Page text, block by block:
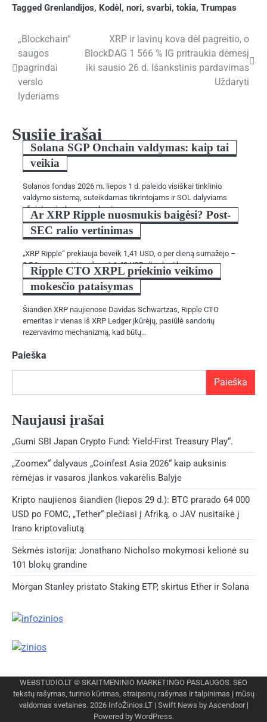
Tagged Grenlandijos, Kodėl , nori, svarbi, tokia, Trumpas
Navigacija
tarp
įrašų
„Blockchain“
saugos
pagrindai
verslo
lyderiams
XRP ir lavinų kova dėl pagreitio, o
BlockDAG 1 566 % IG pritraukia dėmesį
iki sausio 26 d. Išankstinis pardavimas
Uždaryti
Susiję įrašai
Solana SGP Onchain valdymas: kaip tai
veikia
Solanos fondas 2026 m. liepos 1 d. paleido visiškai tinklinio
valdymo sistemą, suteikdamas tikrintojams ir SOL dalyviams
oficialų privalomą mechanizmą…
Ar XRP Ripple nuosmukis baigėsi? Post-
SEC ralio vertinimas
„XRP Ripple“ prekiauja beveik 1,41 USD, o per dieną sumažėjo –
0,5 %, o neseniai peržengė 1,40 USD ribą, kuri buvo…
Ripple CTO XRPL priekinio veikimo
mokesčio pataisymas
Šiandien XRP naujienose Davidas Schwartzas, Ripple CTO
emeritas ir vienas iš XRP Ledger įkūrėjų, pasiūlė sandorių
rezervavimo mechanizmą, kad būtų…
Paieška
Paieška
Naujausi įrašai
„Gumi SBI Japan Crypto Fund: Yield-First Treasury Play“.
„Zoomex“ dalyvaus „Coinfest Asia 2026“ kaip auksinis
rėmėjas ir vasaros įlankos vakarėlis Balyje
Kripto naujienos šiandien (liepos 29 d.): BTC prarado 64 000
USD po FOMC, „Tether“ plečiasi į Afriką, o JAV nusitaikė į
Irano kriptovaliutą
Sėkmės istorija: Jonathano Nicholso mokymosi kelionė su
101 blokų grandine
Morgan Stanley pristato Staking ETP, skirtus Ether ir Solana
WEBSTUDIO.LT © SKAITMENINIO MARKETINGO PASLAUGOS. SEO
tekstų rašymas, turinio kūrimas, straipsnių rašymas ir talpinimas į mūsų
valdomas svetaines. 2026 InfoŽinios.LT| Swift News by Ascendoor|
Powered by WordPress.